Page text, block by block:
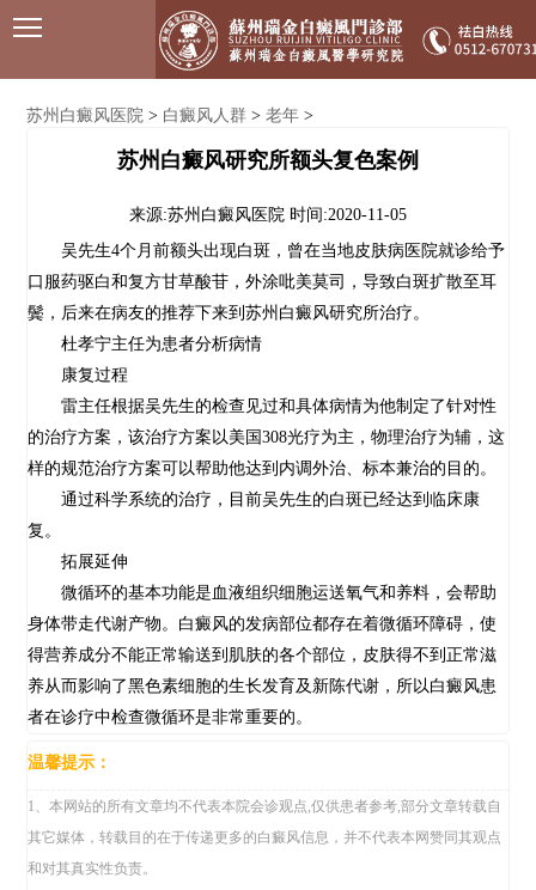
苏州白癜风医院 > 白癜风人群 >老年 >
苏州白癜风研究所额头复色案例
来源:苏州白癜风医院 时间:2020-11-05
吴先生4个月前额头出现白斑，曾在当地皮肤病医院就诊给予
口服药驱白和复方甘草酸苷，外涂吡美莫司，导致白斑扩散至耳
鬓，后来在病友的推荐下来到苏州白癜风研究所治疗。
杜孝宁主任为患者分析病情
康复过程
雷主任根据吴先生的检查见过和具体病情为他制定了针对性
的治疗方案，该治疗方案以美国308光疗为主，物理治疗为辅，这
样的规范治疗方案可以帮助他达到内调外治、标本兼治的目的。
通过科学系统的治疗，目前吴先生的白斑已经达到临床康
复。
拓展延伸
微循环的基本功能是血液组织细胞运送氧气和养料，会帮助
身体带走代谢产物。白癜风的发病部位都存在着微循环障碍，使
得营养成分不能正常输送到肌肤的各个部位，皮肤得不到正常滋
养从而影响了黑色素细胞的生长发育及新陈代谢，所以白癜风患
者在诊疗中检查微循环是非常重要的。
温馨提示：
1、本网站的所有文章均不代表本院会诊观点,仅供患者参考,部分文章转载自
其它媒体，转载目的在于传递更多的白癜风信息，并不代表本网赞同其观点
和对其真实性负责。